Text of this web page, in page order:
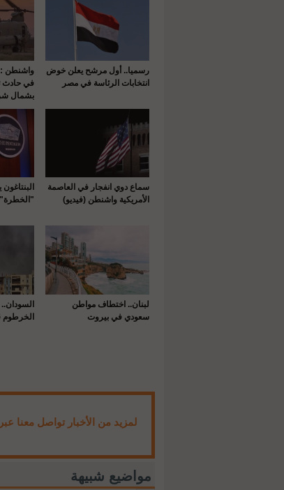
رسميا.. أول مرشح يعلن خوض
انتخابات الرئاسة في مصر
في حادث
بشمال
سماع دوي انفجار في العاصمة
الأمريكية واشنطن (فيديو)
لبنان.. اختطاف مواطن
سعودي في بيروت
الخرطوم
لمزيد من الأخبار تواصل معنا
مواضيع شبيهة